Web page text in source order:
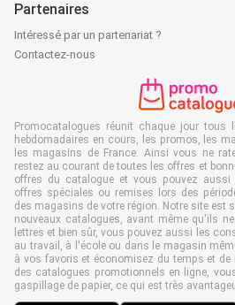
Partenaires
Intéressé par un partenariat ?
Contactez-nous
Promocatalogues réunit chaque jour tous
hebdomadaires en cours, les promos, les
les magasins de France. Ainsi vous ne
restez au courant de toutes les offres et
offres du catalogue et vous pouvez aussi
offres spéciales ou remises lors des
des magasins de votre région. Notre site est
nouveaux catalogues, avant même qu'ils
lettres et bien sûr, vous pouvez aussi les
au travail, à l'école ou dans le magasin
à vos favoris et économisez du temps et de
des catalogues promotionnels en ligne,
gaspillage de papier, ce qui est très